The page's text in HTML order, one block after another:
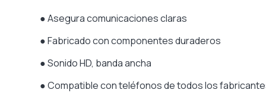
● Asegura comunicaciones claras
● Fabricado con componentes duraderos
● Sonido HD, banda ancha
● Compatible con teléfonos de todos los